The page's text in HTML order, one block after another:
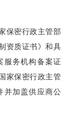
密行政主管部
资质证书》和具
服务机构备案证
家保密行政主管
并加盖供应商公